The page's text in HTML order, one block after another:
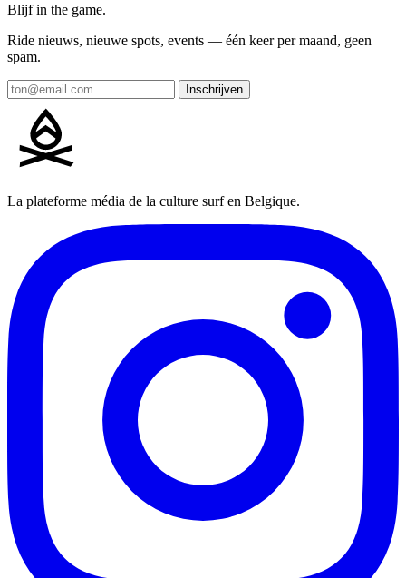
Blijf in the game.
Ride nieuws, nieuwe spots, events — één keer per maand, geen
spam.
Inschrijven
La plateforme média de la culture surf en Belgique.